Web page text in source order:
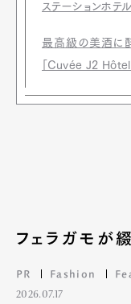
ステーションホテル
最高級の美酒に
「Cuvée J2
フェラガモが
PR Fashion
2026.07.17